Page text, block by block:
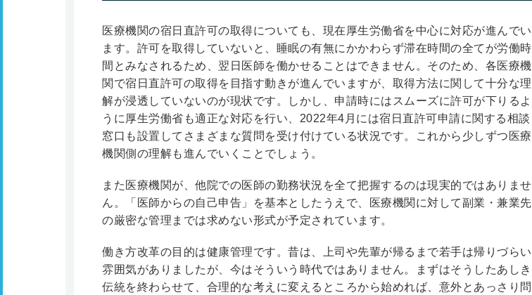
医療機関の宿日直許可の取得についても、現在厚生労働省を中心に対応が進んでい
ます。許可を取得していないと、睡眠の有無にかかわらず滞在時間の全てが労働時
間とみなされるため、翌日医師を働かせることはできません。そのため、各医療機
関で宿日直許可の取得を目指す動きが進んでいますが、取得方法に関して十分な理
解が浸透していないのが現状です。しかし、申請時にはスムーズに許可が下りるよ
うに厚生労働省も適正な対応を行い、2022年4月には宿日直許可申請に関する相談
窓口も設置してさまざまな質問を受け付けている状況です。これから少しずつ医療
機関側の理解も進んでいくことでしょう。
また医療機関が、他院での医師の勤務状況を全て把握するのは現実的ではありませ
ん。「医師からの自己申告」を基本としたうえで、医療機関に対して副業・兼業先
の厳密な管理までは求めない形式が予定されています。
働き方改革の目的は健康管理です。昔は、上司や先輩が帰るまで若手は帰りづらい
雰囲気がありましたが、今はそういう時代ではありません。まずはそうしたあしき
伝統を終わらせて、合理的な考えに変えるところから始めれば、意外とあっさり問